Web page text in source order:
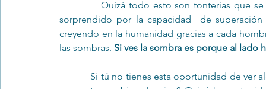
sorprendido por la capacidad  de
creyendo en la humanidad gracias a cada
las sombras. Si ves la sombra es porque al lado